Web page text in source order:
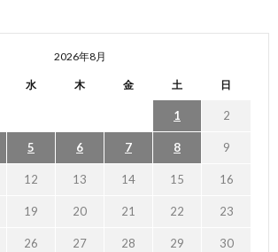
2026年8月
水 木 金 土 日
1 2
5 6 7 8 9
12 13 14 15 16
19 20 21 22 23
26 27 28 29 30